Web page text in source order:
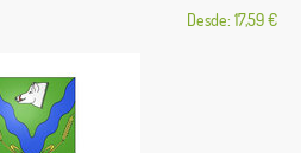
Desde: 17,59 €